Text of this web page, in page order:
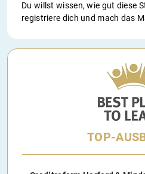
Du willst wissen, wie gut diese
registriere dich und mach das
TOP-